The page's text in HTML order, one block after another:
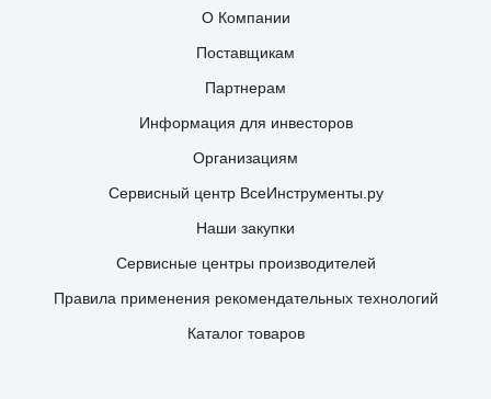
О Компании
Поставщикам
Партнерам
Информация для инвесторов
Организациям
Сервисный центр ВсеИнструменты.ру
Наши закупки
Сервисные центры производителей
Правила применения рекомендательных технологий
Каталог товаров